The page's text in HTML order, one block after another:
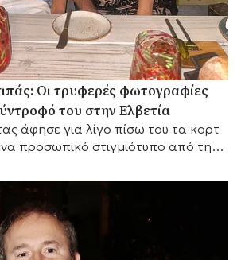
Οι τρυφερές φωτογραφίες
του στην Ελβετία
άφησε για λίγο πίσω του τα κορτ
προσωπικό στιγμιότυπο από την